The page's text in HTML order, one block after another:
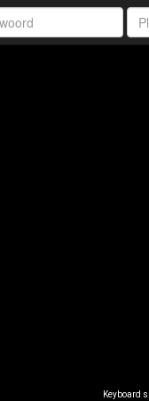
Keyboard